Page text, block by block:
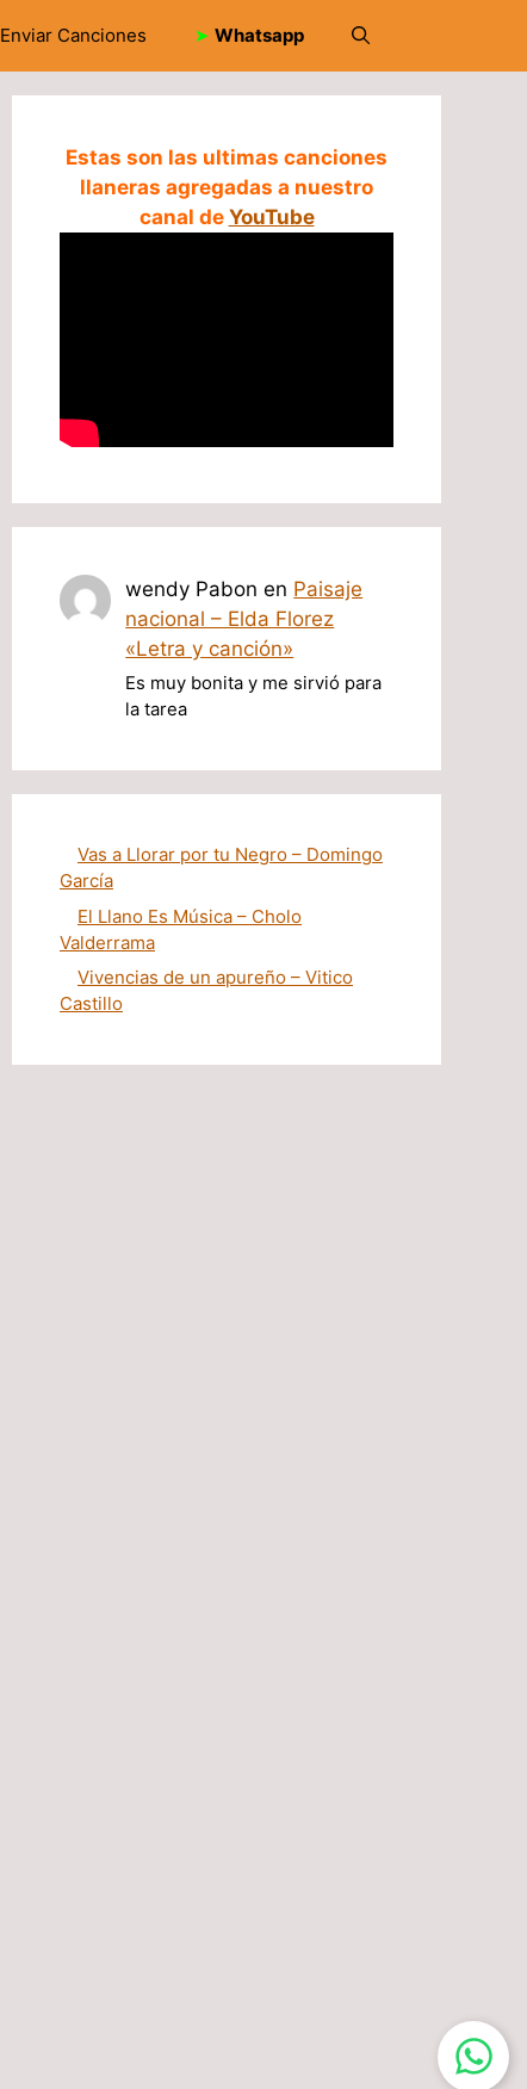
Enviar Canciones ➤ Whatsapp
Estas son las ultimas canciones
llaneras agregadas a nuestro
canal de YouTube
wendy Pabon en Paisaje
nacional – Elda Florez
«Letra y canción»
Es muy bonita y me sirvió para
la tarea
Vas a Llorar por tu Negro – Domingo
García
El Llano Es Música – Cholo
Valderrama
Vivencias de un apureño – Vitico
Castillo